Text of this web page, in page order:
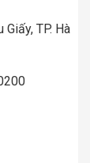
Giấy, TP. Hà